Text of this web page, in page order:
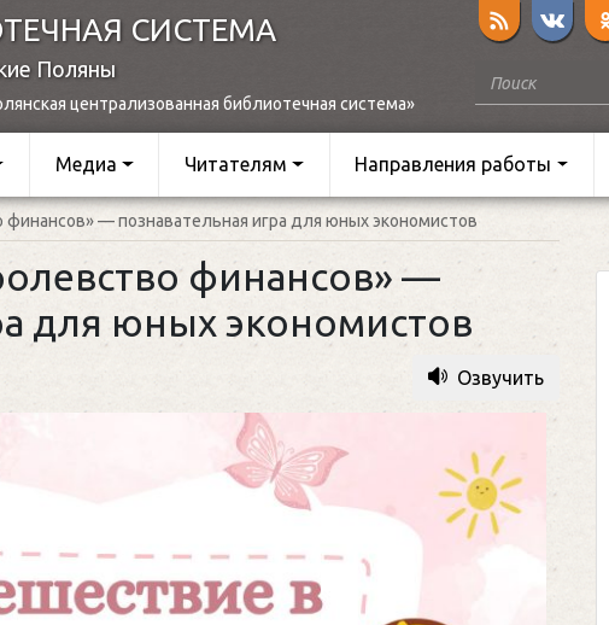
СИСТЕМА
Поляны
централизованная библиотечная система»
Медиа Читателям Направления работы
— познавательная игра для юных экономистов
финансов» —
для юных экономистов
Озвучить